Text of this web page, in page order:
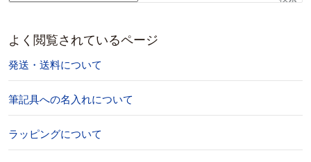
よく閲覧されているページ
発送・送料について
筆記具への名入れについて
ラッピングについて